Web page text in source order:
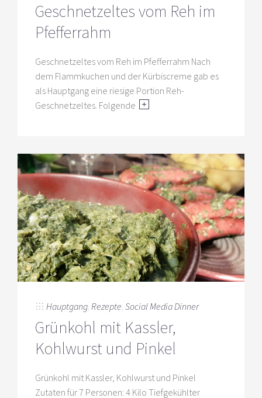
Geschnetzeltes vom Reh im
Pfefferrahm
Geschnetzeltes vom Reh im Pfefferrahm Nach
dem Flammkuchen und der Kürbiscreme gab es
als Hauptgang eine riesige Portion Reh-
Geschnetzeltes. Folgende
Hauptgang Rezepte Social Media Dinner
Grünkohl mit Kassler,
Kohlwurst und Pinkel
Grünkohl mit Kassler, Kohlwurst und Pinkel
Zutaten für 7 Personen: 4 Kilo Tiefgekühlter